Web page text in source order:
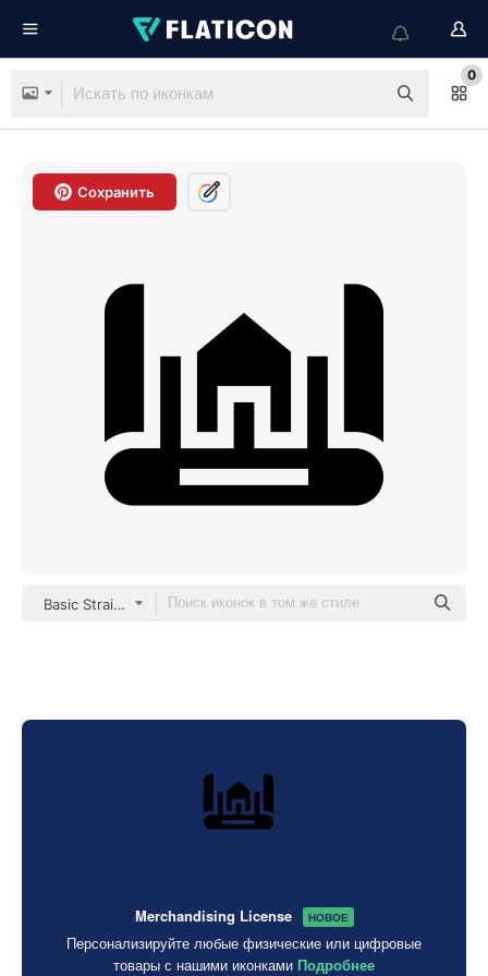
0
Сохранить
Basic Straight Filled
Merchandising License НОВОЕ
Персонализируйте любые физические или цифровые
товары с нашими иконками Подробнее